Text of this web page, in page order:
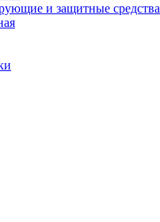
и защитные средства